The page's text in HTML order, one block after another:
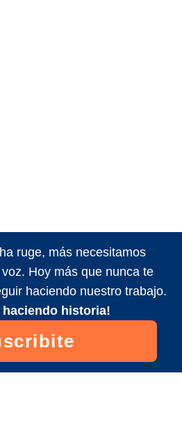
ruge, más necesitamos
Hoy más que nunca te
haciendo nuestro trabajo.
haciendo historia!